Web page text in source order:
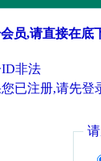
员,请直接在底
非法
已注册,请先登